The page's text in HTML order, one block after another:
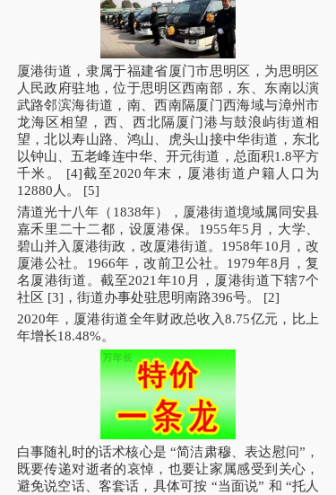
厦港街道，隶属于福建省厦门市思明区，为思明区
人民政府驻地，位于思明区西南部，东、东南以演
武路邻滨海街道，南、西南隔厦门西海域与漳州市
龙海区相望，西、西北隔厦门港与鼓浪屿街道相
望，北以寿山路、鸿山、虎头山接中华街道，东北
以钟山、五老峰连中华、开元街道，总面积1.8平方
千米。 [4]截至2020年末，厦港街道户籍人口为
12880人。 [5]
清道光十八年（1838年），厦港街道境域属同安县
嘉禾里二十二都，设厦港保。1955年5月，大学、
碧山并入厦港街政，改厦港街道。1958年10月，改
厦港公社。1966年，改前卫公社。1979年8月，复
名厦港街道。截至2021年10月，厦港街道下辖7个
社区 [3]，街道办事处驻思明南路396号。 [2]
2020年，厦港街道全年财政总收入8.75亿元，比上
年增长18.48%。
白事随礼时的话术核心是 “简洁肃穆、表达慰问”，
既要传递对逝者的哀悼，也要让家属感受到关心，
避免说空话、客套话，具体可按 “当面说” 和 “托人